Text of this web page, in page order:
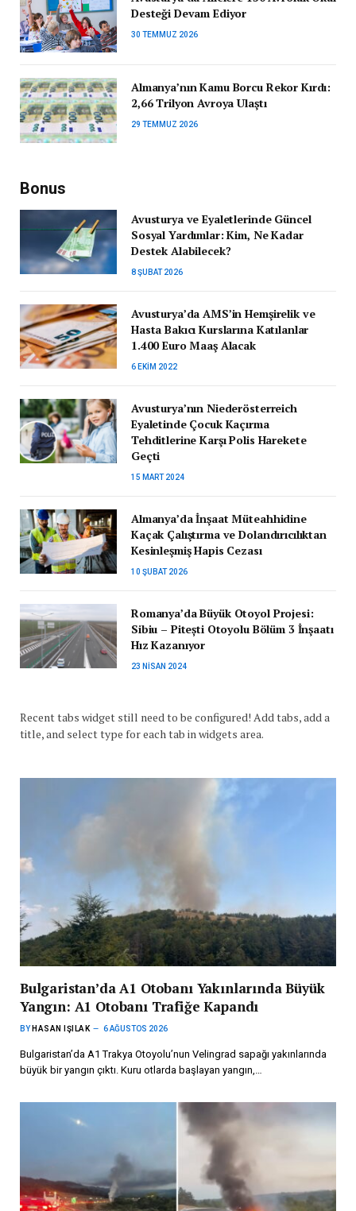
Desteği Devam Ediyor
30 TEMMUZ 2026
Almanya’nın Kamu Borcu Rekor Kırdı:
2,66 Trilyon Avroya Ulaştı
29 TEMMUZ 2026
Bonus
Avusturya ve Eyaletlerinde Güncel
Sosyal Yardımlar: Kim, Ne Kadar
Destek Alabilecek?
8 ŞUBAT 2026
Avusturya’da AMS’in Hemşirelik ve
Hasta Bakıcı Kurslarına Katılanlar
1.400 Euro Maaş Alacak
6 EKIM 2022
Avusturya’nın Niederösterreich
Eyaletinde Çocuk Kaçırma
Tehditlerine Karşı Polis Harekete
Geçti
15 MART 2024
Almanya’da İnşaat Müteahhidine
Kaçak Çalıştırma ve Dolandırıcılıktan
Kesinleşmiş Hapis Cezası
10 ŞUBAT 2026
Romanya’da Büyük Otoyol Projesi:
Sibiu – Pitești Otoyolu Bölüm 3 İnşaatı
Hız Kazanıyor
23 NISAN 2024
Recent tabs widget still need to be configured! Add tabs, add a
title, and select type for each tab in widgets area.
Bulgaristan’da A1 Otobanı Yakınlarında Büyük
Yangın: A1 Otobanı Trafiğe Kapandı
BY HASAN IŞILAK 6 AĞUSTOS 2026
Bulgaristan’da A1 Trakya Otoyolu’nun Velingrad sapağı yakınlarında
büyük bir yangın çıktı. Kuru otlarda başlayan yangın,…